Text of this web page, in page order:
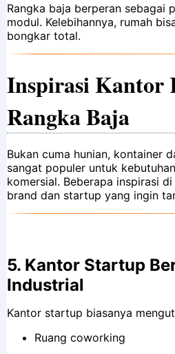
Rangka baja berperan sebagai
modul. Kelebihannya, rumah
bongkar total.
Inspirasi Kantor
Rangka Baja
Bukan cuma hunian, kontainer
sangat populer untuk
komersial. Beberapa inspirasi
brand dan startup yang ingin
5. Kantor Startup
Industrial
Kantor startup biasanya
Ruang coworking